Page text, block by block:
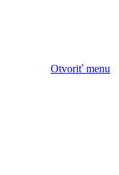
Otvoriť menu